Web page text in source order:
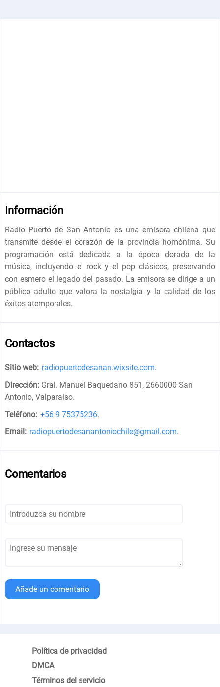
Información
Radio Puerto de San Antonio es una emisora ​​chilena que
transmite desde el corazón de la provincia homónima. Su
programación está dedicada a la época dorada de la
música, incluyendo el rock y el pop clásicos, preservando
con esmero el legado del pasado. La emisora ​​se dirige a un
público adulto que valora la nostalgia y la calidad de los
éxitos atemporales.
Contactos
Sitio web: radiopuertodesanan.wixsite.com.
Dirección: Gral. Manuel Baquedano 851, 2660000 San
Antonio, Valparaíso.
Teléfono: +56 9 75375236.
Email: radiopuertodesanantoniochile@gmail.com.
Comentarios
Añade un comentario
Política de privacidad
DMCA
Términos del servicio